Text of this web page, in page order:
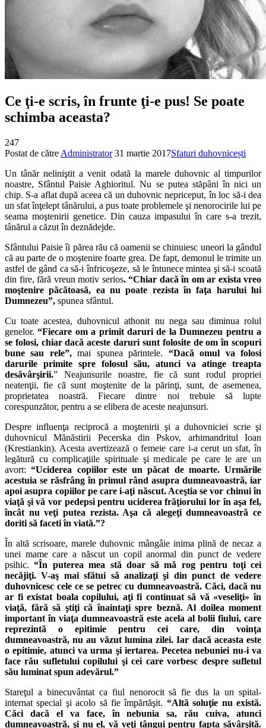
Ce ţi-e scris, în frunte ţi-e pus! Se poate
schimba aceasta?
247
Postat de către Administrator 31 martie 2017Sfaturi duhovnicești
Un tânăr neliniştit a venit odată la marele duhovnic al timpurilor
noastre, Sfântul Paisie Aghioritul. Nu se putea stăpâni în nici un
chip. S-a aflat după aceea că un duhovnic nepriceput, în loc să-i dea
un sfat înţelept tânărului, a pus toate problemele şi nenorocirile lui pe
seama moştenirii genetice. Din cauza impasului în care s-a trezit,
tânărul a căzut în deznădejde.
Sfântului Paisie îi părea rău că oamenii se chinuiesc uneori la gândul
că au parte de o moştenire foarte grea. De fapt, demonul le trimite un
astfel de gând ca să-i înfricoşeze, să le întunece mintea şi să-i scoată
din fire, fără vreun motiv serios. “Chiar dacă în om ar exista vreo
moştenire păcătoasă, ea nu poate rezista în faţa harului lui
Dumnezeu”, spunea sfântul.
Cu toate acestea, duhovnicul athonit nu nega sau diminua rolul
genelor.“Fiecare om a primit daruri de la Dumnezeu pentru a
se folosi, chiar dacă aceste daruri sunt folosite de om în scopuri
bune sau rele”,mai spunea părintele. “Dacă omul va folosi
darurile primite spre folosul său, atunci va atinge treapta
desăvârşirii.” Neajunsurile noastre, fie că sunt rodul propriei
neatenţii, fie că sunt moştenite de la părinţi, sunt, de asemenea,
proprietatea noastră. Fiecare dintre noi trebuie să lupte
corespunzător, pentru a se elibera de aceste neajunsuri.
Despre influenţa reciprocă a moştenirii şi a duhovniciei scrie şi
duhovnicul Mănăstirii Pecerska din Pskov, arhimandritul Ioan
(Krestiankin). Acesta avertizează o femeie care i-a cerut un sfat, în
legătură cu complicaţiile spirituale şi medicale pe care le are un
avort:“Uciderea copiilor este un păcat de moarte. Urmările
acestuia se răsfrâng în primul rând asupra dumneavoastră, iar
apoi asupra copiilor pe care i-aţi născut. Aceştia se vor chinui în
viaţă şi vă vor pedepsi pentru uciderea frăţiorului lor în aşa fel,
încât nu veţi putea rezista. Aşa că alegeţi dumneavoastră ce
doriti să faceti în viată.”?
În altă scrisoare, marele duhovnic mângâie inima plină de necaz a
unei mame care a născut un copil anormal din punct de vedere
psihic.“În puterea mea stă doar să mă rog pentru toţi cei
necăjiţi. V-aş mai sfătui să analizaţi şi din punct de vedere
duhovnicesc cele ce se petrec cu dumneavoastră. Căci, dacă nu
ar fi existat boala copilului, aţi fi continuat să vă «veseliţi» în
viaţă, fără să ştiţi că înaintaţi spre beznă. Al doilea moment
important în viaţa dumneavoastră este acela al bolii fiului, care
reprezintă o epitimie pentru cei care, din voinţa
dumneavoastră, nu au văzut lumina zilei. Iar dacă aceasta este
o epitimie, atunci va urma şi iertarea. Pecetea nebuniei nu-i va
face rău sufletului copilului şi cei care vorbesc despre sufletul
său luminat spun adevărul.”
Stareţul a binecuvântat ca fiul nenorocit să fie dus la un spital-
internat special şi acolo să fie împărtăşit. “Altă soluţie nu există.
Căci dacă el va face, în nebunia sa, rău cuiva, atunci
dumneavoastră, şi nu el, vă veţi tângui pentru fapta săvârşită.